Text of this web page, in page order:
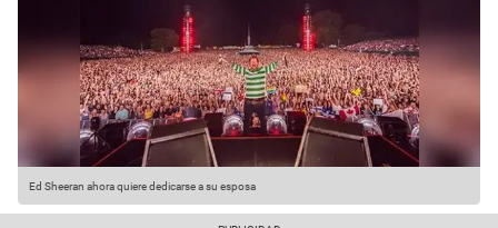
Ed Sheeran ahora quiere dedicarse a su esposa